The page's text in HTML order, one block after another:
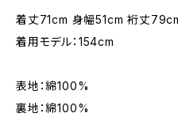
着丈71cm 身幅51cm 裄丈
着用モデル：154cm
表地：綿100%
裏地：綿100%